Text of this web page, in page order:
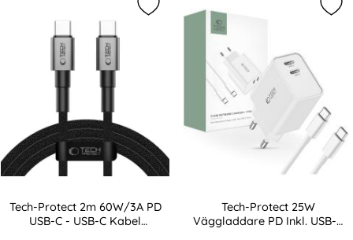
Tech-Protect 2m 60W/3A PD
USB-C - USB-C Kabel
Markera tech-Protect 2m 60W/3A
Tech-Protect 25W
Väggladdare PD Inkl. USB-C